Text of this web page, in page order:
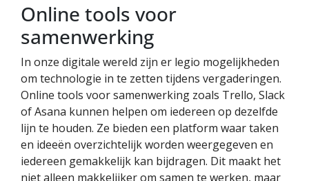
Online tools voor
samenwerking
In onze digitale wereld zijn er legio mogelijkheden
om technologie in te zetten tijdens vergaderingen.
Online tools voor samenwerking zoals Trello, Slack
of Asana kunnen helpen om iedereen op dezelfde
lijn te houden. Ze bieden een platform waar taken
en ideeën overzichtelijk worden weergegeven en
iedereen gemakkelijk kan bijdragen. Dit maakt het
niet alleen makkelijker om samen te werken, maar